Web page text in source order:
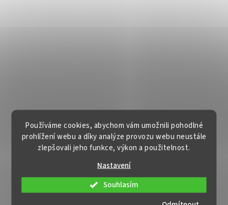
Používáme cookies, abychom vám umožnili pohodlné
prohlížení webu a díky analýze provozu webu neustále
zlepšovali jeho funkce, výkon a použitelnost.
Nastavení
Souhlasím